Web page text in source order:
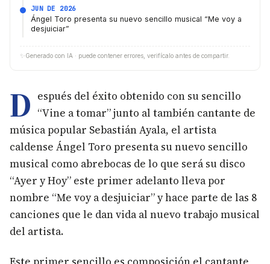
JUN DE 2026
Ángel Toro presenta su nuevo sencillo musical “Me voy a
desjuiciar”
✨ Generado con IA · puede contener errores, verifícalo antes de compartir.
D espués del éxito obtenido con su sencillo
“Vine a tomar” junto al también cantante de
música popular Sebastián Ayala, el artista
caldense Ángel Toro presenta su nuevo sencillo
musical como abrebocas de lo que será su disco
“Ayer y Hoy” este primer adelanto lleva por
nombre “Me voy a desjuiciar” y hace parte de las 8
canciones que le dan vida al nuevo trabajo musical
del artista.